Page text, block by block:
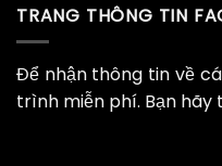
TRANG THÔNG TIN
Để nhận thông tin về
trình miễn phí. Bạn